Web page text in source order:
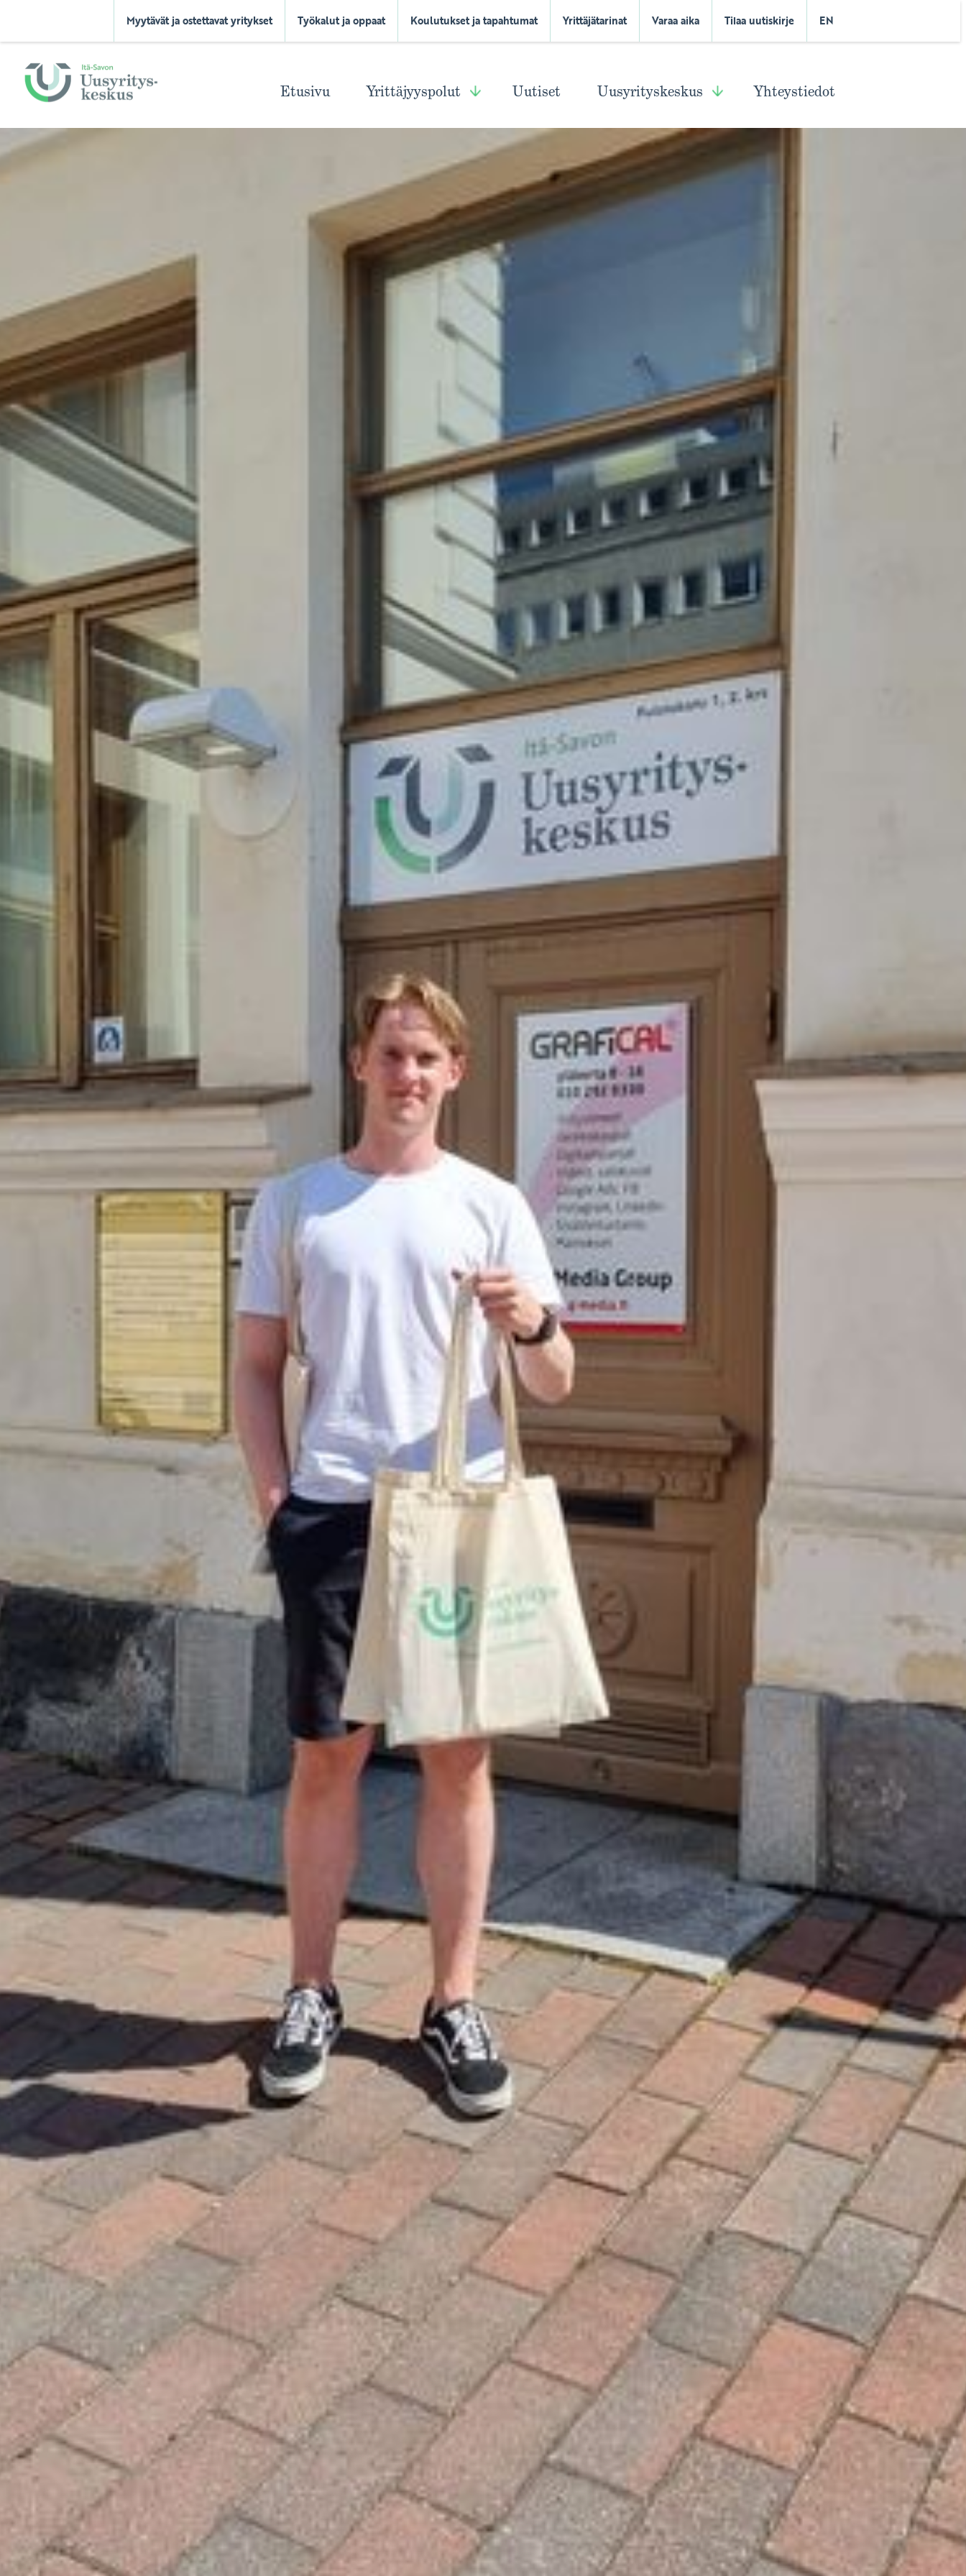
Myytävät ja ostettavat yritykset Työkalut ja oppaat Koulutukset ja tapahtumat Yrittäjätarinat Varaa aika Tilaa uutiskirje EN
Etusivu Yrittäjyyspolut Uutiset Uusyrityskeskus Yhteystiedot